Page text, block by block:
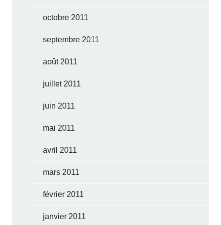
octobre 2011
septembre 2011
août 2011
juillet 2011
juin 2011
mai 2011
avril 2011
mars 2011
février 2011
janvier 2011